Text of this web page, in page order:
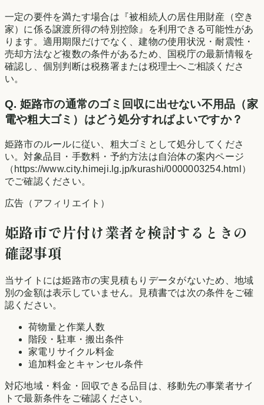
一定の要件を満たす場合は『被相続人の居住用財産（空き
家）に係る譲渡所得の特別控除』を利用できる可能性があ
ります。適用期限だけでなく、建物の使用状況・耐震性・
売却方法など複数の条件があるため、国税庁の最新情報を
確認し、個別判断は税務署または税理士へご相談くださ
い。
Q. 姫路市の通常のゴミ回収に出せない不用品（家
電や粗大ゴミ）はどう処分すればよいですか？
姫路市のルールに従い、粗大ゴミとして処分してくださ
い。対象品目・手数料・予約方法は自治体の案内ページ
（https://www.city.himeji.lg.jp/kurashi/0000003254.html）
でご確認ください。
広告（アフィリエイト）
姫路市で片付け業者を検討するときの
確認事項
当サイトには姫路市の実見積もりデータがないため、地域
別の金額は表示していません。見積書では次の条件をご確
認ください。
荷物量と作業人数
階段・駐車・搬出条件
家電リサイクル料金
追加料金とキャンセル条件
対応地域・料金・回収できる品目は、移動先の事業者サイ
トで最新条件をご確認ください。